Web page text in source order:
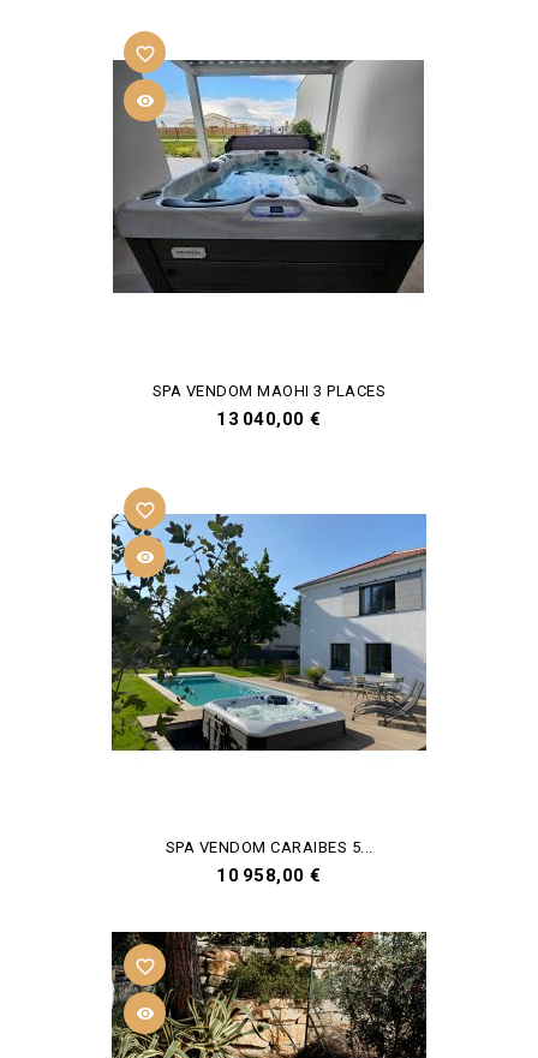

favorite_border
SPA VENDOM MAOHI 3 PLACES
Prix
13 040,00 €

favorite_border
SPA VENDOM CARAIBES 5...
Prix
10 958,00 €

favorite_border